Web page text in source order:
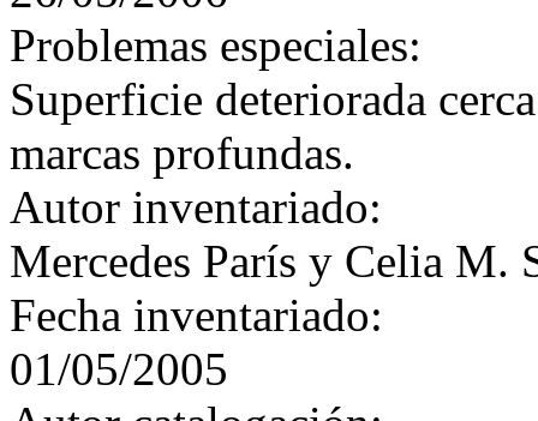
Problemas especiales:
Superficie deteriorada
marcas profundas.
Autor inventariado:
Mercedes París y Celia M.
Fecha inventariado:
01/05/2005